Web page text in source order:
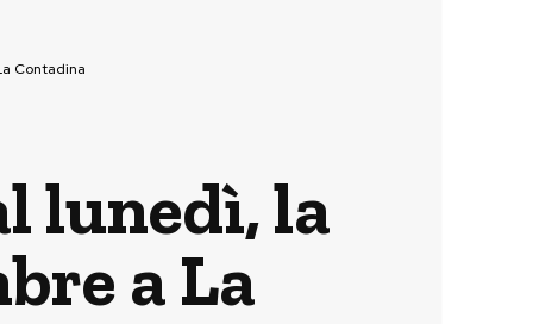
Contadina
lunedì, la
a La